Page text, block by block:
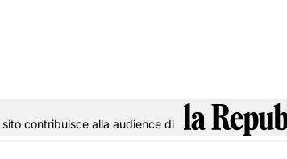
contribuisce alla audience di